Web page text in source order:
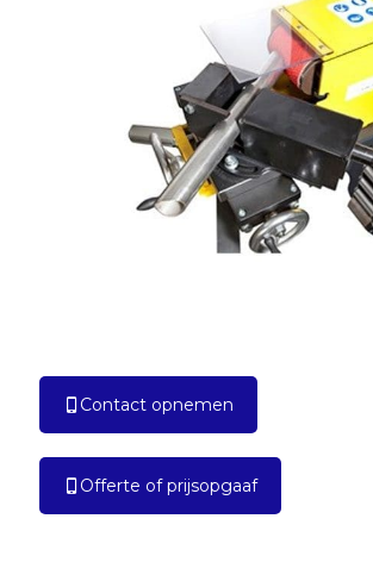
Contact opnemen
Offerte of prijsopgaaf